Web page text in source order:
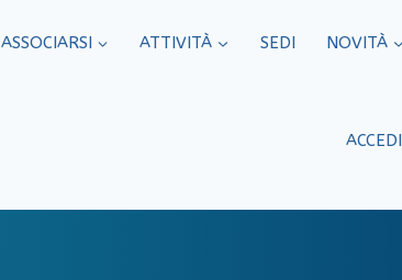
ASSOCIARSI ATTIVITÀ SEDI​ NOVITÀ
ACCEDI